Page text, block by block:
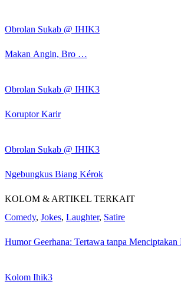
Obrolan Sukab @ IHIK3
Makan Angin, Bro …
Obrolan Sukab @ IHIK3
Koruptor Karir
Obrolan Sukab @ IHIK3
Ngebungkus Biang Kérok
KOLOM & ARTIKEL TERKAIT
Comedy, Jokes, Laughter, Satire
Humor Geerhana: Tertawa tanpa Menciptakan
Kolom Ihik3